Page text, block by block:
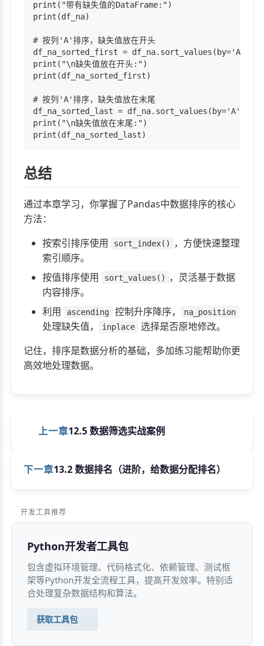
print("带有缺失值的DataFrame:")
print(df_na)
# 按列'A'排序，缺失值放在开头
df_na_sorted_first = df_na.sort_values(by='A',
print("\n缺失值放在开头:")
print(df_na_sorted_first)
# 按列'A'排序，缺失值放在末尾
df_na_sorted_last = df_na.sort_values(by='A',
print("\n缺失值放在末尾:")
总结
通过本章学习，你掌握了Pandas中数据排序的核心
方法：
按索引排序使用
sort_index()
，方便快速整理
索引顺序。
按值排序使用
sort_values()
，灵活基于数据
内容排序。
利用
ascending 控制升序降序， na_position
处理缺失值， inplace
选择是否原地修改。
记住，排序是数据分析的基础，多加练习能帮助你更
高效地处理数据。
上一章12.5 数据筛选实战案例
下一章13.2 数据排名（进阶，给数据分配排名）
开发工具推荐
Python开发者工具包
包含虚拟环境管理、代码格式化、依赖管理、测试框
架等Python开发全流程工具，提高开发效率。特别适
合处理复杂数据结构和算法。
获取工具包